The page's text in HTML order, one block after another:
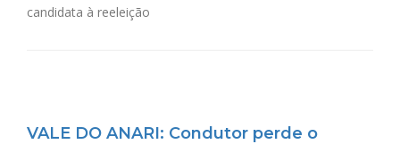
candidata à reeleição
VALE DO ANARI: Condutor perde o